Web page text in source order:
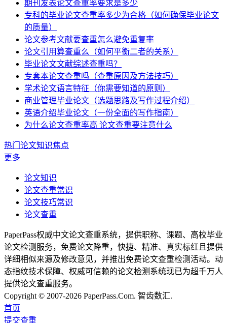
期刊发表论文查重率要求是多少
专科的毕业论文查重率多少为合格（如何确保毕业论文
的质量）
论文参考文献要查重怎么避免重复率
论文引用算查重么（如何平衡二者的关系）
毕业论文文献综述查重吗？
专套本论文查重吗（查重原因及方法技巧）
学术论文语言特征（你需要知道的原则）
商业管理毕业论文（选题思路及写作过程介绍）
英语介绍毕业论文（一份全面的写作指南）
为什么论文查重率高 论文查重要注意什么
热门论文知识焦点
更多
论文知识
论文查重常识
论文技巧常识
论文查重
PaperPass权威中文论文查重系统，提供职称、课题、高校毕业
论文检测服务，免费论文降重，快捷、精准、真实标红且提供
详细相似来源及修改意见，并推出免费论文查重检测活动。动
态指纹技术保障、权威可信赖的论文检测系统现已为超千万人
提供论文查重服务。
Copyright © 2007-2026 PaperPass.Com. 智齿数汇.
首页
提交查重